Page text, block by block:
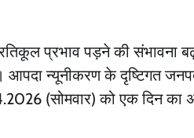
प्रभाव पड़ने की संभावना
आपदा न्यूनीकरण के दृष्टिगत
(सोमवार) को एक दिन का